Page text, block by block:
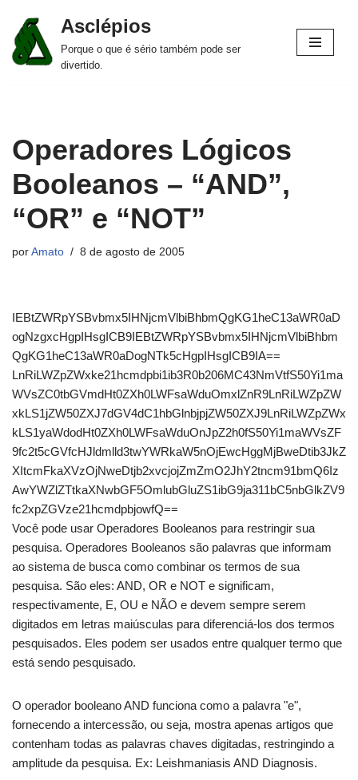
Pular
para
Asclépios
Porque o que é sério também pode ser
divertido.
Operadores Lógicos
Booleanos – “AND”,
“OR” e “NOT”
por Amato 8 de agosto de 2005
IEBtZWRpYSBvbmx5IHNjcmVlbiBhbmQgKG1heC13aWR0aD
ogNzgxcHgpIHsgICB9IEBtZWRpYSBvbmx5IHNjcmVlbiBhbm
QgKG1heC13aWR0aDogNTk5cHgpIHsgICB9IA==
LnRiLWZpZWxke21hcmdpbi1ib3R0b206MC43NmVtfS50Yi1ma
WVsZC0tbGVmdHt0ZXh0LWFsaWduOmxlZnR9LnRiLWZpZW
xkLS1jZW50ZXJ7dGV4dC1hbGlnbjpjZW50ZXJ9LnRiLWZpZWx
kLS1yaWdodHt0ZXh0LWFsaWduOnJpZ2h0fS50Yi1maWVsZF
9fc2t5cGVfcHJldmlld3twYWRkaW5nOjEwcHggMjBweDtib3JkZ
XItcmFkaXVzOjNweDtjb2xvcjojZmZmO2JhY2tncm91bmQ6Iz
AwYWZlZTtkaXNwbGF5OmlubGluZS1ibG9ja311bC5nbGlkZV9
fc2xpZGVze21hcmdpbjowfQ==
Você pode usar Operadores Booleanos para restringir sua
pesquisa. Operadores Booleanos são palavras que informam
ao sistema de busca como combinar os termos de sua
pesquisa. São eles: AND, OR e NOT e significam,
respectivamente, E, OU e NÃO e devem sempre serem
digitados em letras maiúsculas para diferenciá-los dos termos
pesquisados. Eles podem ser usados entre qualquer termo que
está sendo pesquisado.
O operador booleano AND funciona como a palavra "e",
fornecendo a intercessão, ou seja, mostra apenas artigos que
contenham todas as palavras chaves digitadas, restringindo a
amplitude da pesquisa. Ex: Leishmaniasis AND Diagnosis.